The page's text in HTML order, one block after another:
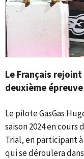
Le Français
deuxième
Le pilote GasGas
saison 2024 en cours
Trial, en participant
qui se déroulera